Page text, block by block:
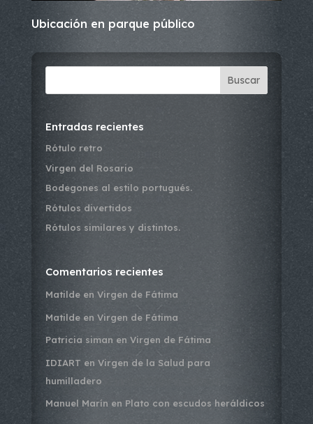
Ubicación en parque público
Buscar
Entradas recientes
Rótulo retro
Virgen del Rosario
Bodegones al estilo portugués.
Rótulos divertidos
Rótulos similares y distintos.
Comentarios recientes
Matildeen Virgen de Fátima
Matildeen Virgen de Fátima
Patricia siman en Virgen de Fátima
IDIART en Virgen de la Salud para
humilladero
Manuel Marín en Plato con escudos heráldicos